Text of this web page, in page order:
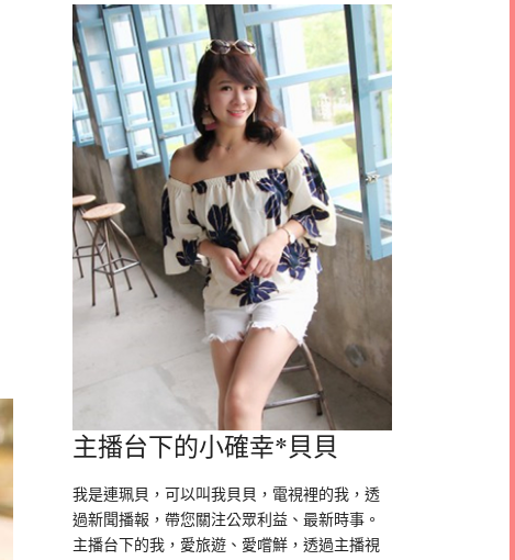
主播台下的小確幸*貝貝
我是連珮貝，可以叫我貝貝，電視裡的我，透
過新聞播報，帶您關注公眾利益、最新時事。
主播台下的我，愛旅遊、愛嚐鮮，透過主播視